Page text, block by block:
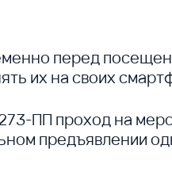
перед
их на своих
ПП проход на
предъявлении